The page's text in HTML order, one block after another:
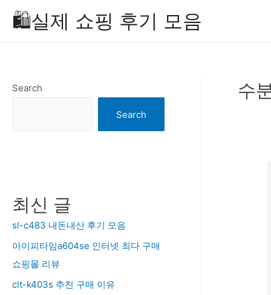
Skip
🛍️실제 쇼핑 후기 모음
Search
Search
최신 글
sl-c483 내돈내산 후기 모음
아이피타임a604se 인터넷 최다 구매
쇼핑몰 리뷰
clt-k403s 추천 구매 이유
수